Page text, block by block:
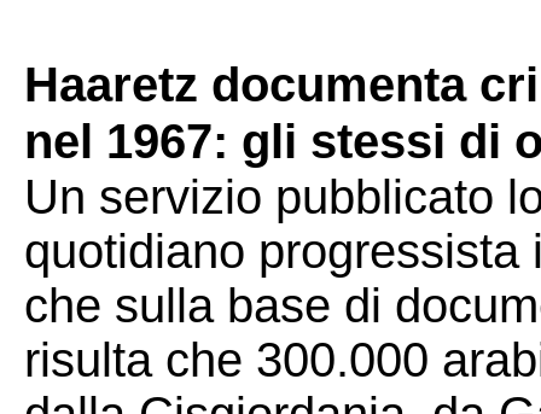
Haaretz documenta
nel 1967: gli stessi di
Un servizio pubblicato
quotidiano
che sulla base di
risulta che 300.000